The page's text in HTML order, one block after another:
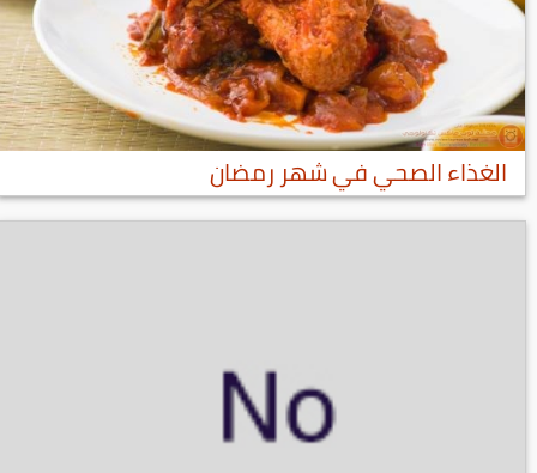
الغذاء الصحي في شهر رمضان